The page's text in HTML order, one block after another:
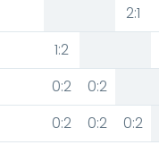
2:1
1:2
0:2 0:2
0:2 0:2 0:2